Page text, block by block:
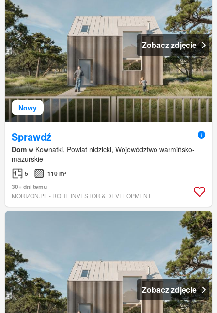
Nowy
Zobacz zdjęcie
Sprawdź
Dom w Kownatki, Powiat nidzicki, Województwo warmińsko-
mazurskie
5
110 m²
30+ dni temu
MORIZON.PL - ROHE INVESTOR & DEVELOPMENT
Zobacz zdjęcie